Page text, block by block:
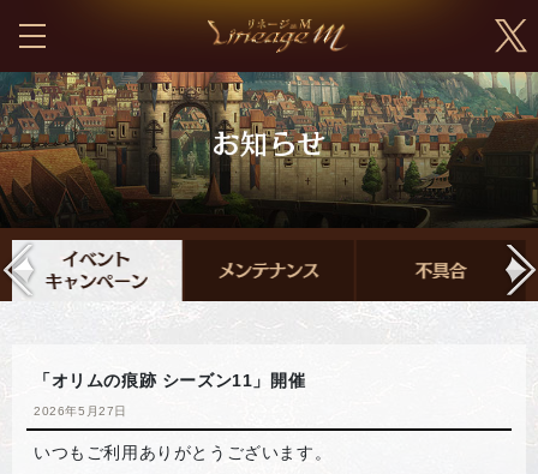
「オリムの痕跡 シーズン11」開催
2026年5月27日
いつもご利用ありがとうございます。